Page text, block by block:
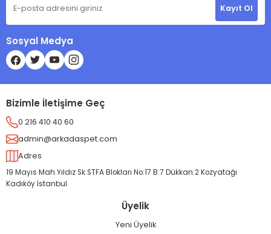
Kayıt Ol
Sosyal Medya
Bizimle İletişime Geç
0 216 410 40 60
admin@arkadaspet.com
Adres
19 Mayıs Mah.Yıldız Sk.STFA Blokları No:17 B:7 Dükkan:2 Kozyatağı
Kadıköy İstanbul
Üyelik
Yeni Üyelik